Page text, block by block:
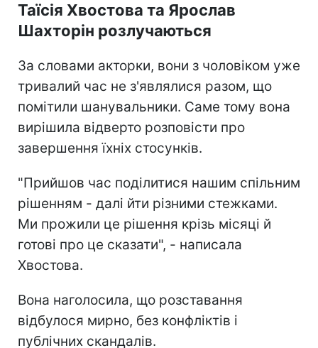
Таїсія Хвостова та Ярослав
Шахторін розлучаються
За словами акторки, вони з чоловіком уже
тривалий час не з'являлися разом, що
помітили шанувальники. Саме тому вона
вирішила відверто розповісти про
завершення їхніх стосунків.
"Прийшов час поділитися нашим спільним
рішенням - далі йти різними стежками.
Ми прожили це рішення крізь місяці й
готові про це сказати", - написала
Хвостова.
Вона наголосила, що розставання
відбулося мирно, без конфліктів і
публічних скандалів.